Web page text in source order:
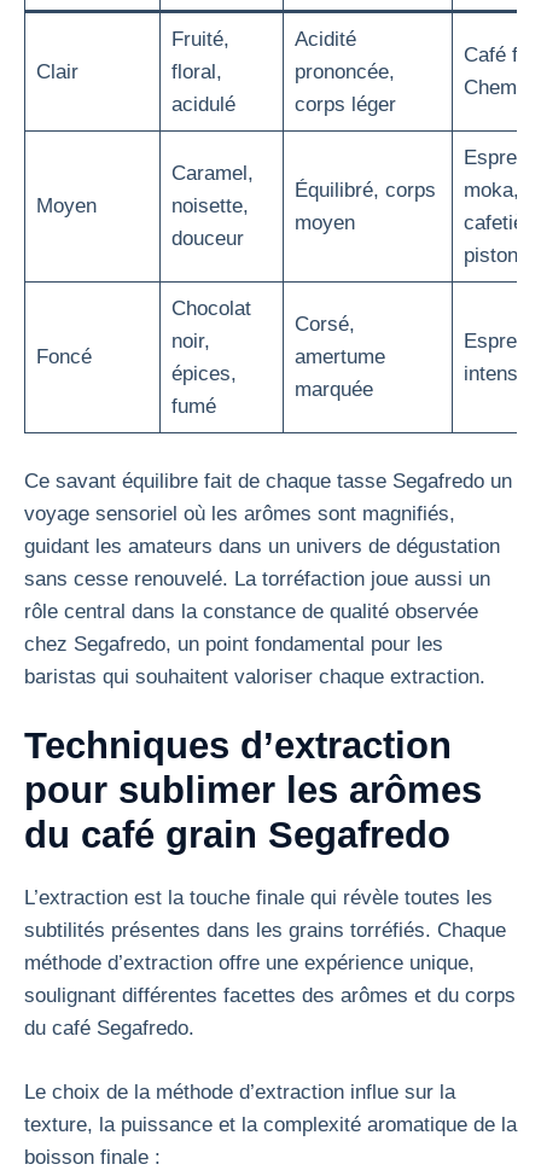
Clair
Fruité,
floral,
acidulé
Acidité
prononcée,
corps léger
Café
Moyen
Caramel,
noisette,
douceur
Équilibré, corps
moyen
moka,
cafetière
piston
Foncé
Chocolat
noir,
épices,
fumé
Corsé,
amertume
marquée
intense
Ce savant équilibre fait de chaque tasse Segafredo un
voyage sensoriel où les arômes sont magnifiés,
guidant les amateurs dans un univers de dégustation
sans cesse renouvelé. La torréfaction joue aussi un
rôle central dans la constance de qualité observée
chez Segafredo, un point fondamental pour les
baristas qui souhaitent valoriser chaque extraction.
Techniques d’extraction
pour sublimer les arômes
du café grain Segafredo
L’extraction est la touche finale qui révèle toutes les
subtilités présentes dans les grains torréfiés. Chaque
méthode d’extraction offre une expérience unique,
soulignant différentes facettes des arômes et du corps
du café Segafredo.
Le choix de la méthode d’extraction influe sur la
texture, la puissance et la complexité aromatique de la
boisson finale :